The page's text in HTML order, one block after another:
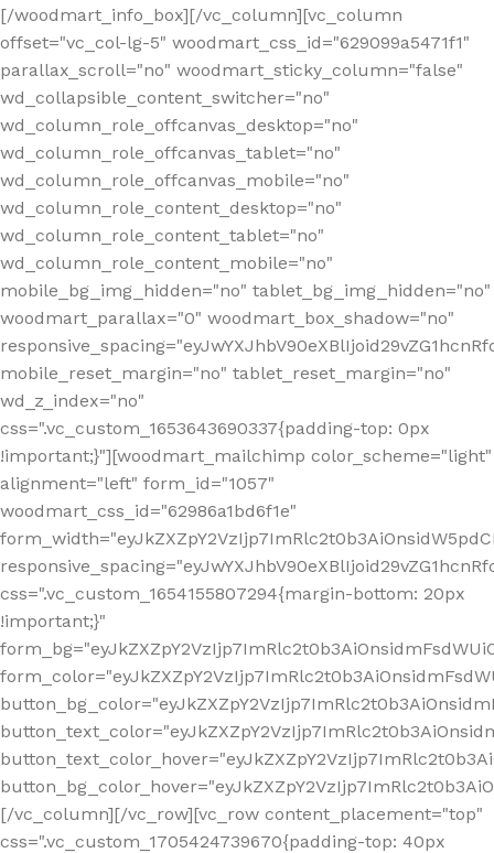
[/woodmart_info_box][/vc_column][vc_column
offset="vc_col-lg-5" woodmart_css_id="629099a5471f1"
parallax_scroll="no" woodmart_sticky_column="false"
wd_collapsible_content_switcher="no"
wd_column_role_offcanvas_desktop="no"
wd_column_role_offcanvas_tablet="no"
wd_column_role_offcanvas_mobile="no"
wd_column_role_content_desktop="no"
wd_column_role_content_tablet="no"
wd_column_role_content_mobile="no"
mobile_bg_img_hidden="no" tablet_bg_img_hidden="no"
woodmart_parallax="0" woodmart_box_shadow="no"
mobile_reset_margin="no" tablet_reset_margin="no"
wd_z_index="no"
css=".vc_custom_1653643690337{padding-top: 0px
!important;}"][woodmart_mailchimp color_scheme="light"
alignment="left" form_id="1057"
woodmart_css_id="62986a1bd6f1e"
css=".vc_custom_1654155807294{margin-bottom: 20px
!important;}"
[/vc_column][/vc_row][vc_row content_placement="top"
css=".vc_custom_1705424739670{padding-top: 40px